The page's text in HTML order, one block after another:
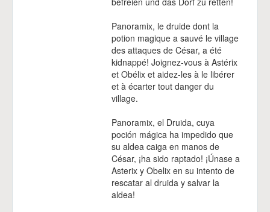
Panoramix, le druide dont la
potion magique a sauvé le village
des attaques de César, a été
kidnappé! Joignez-vous à Astérix
et Obélix et aidez-les à le libérer
et à écarter tout danger du
village.
Panoramix, el Druida, cuya
poción mágica ha impedido que
su aldea caiga en manos de
César, ¡ha sido raptado! ¡Únase a
Asterix y Obelix en su intento de
rescatar al druida y salvar la
aldea!